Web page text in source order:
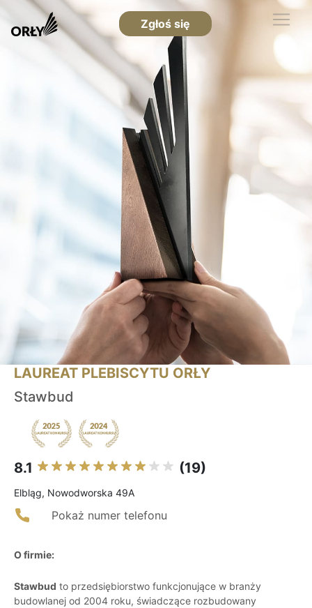
Zgłoś się
LAUREAT PLEBISCYTU ORŁY
Stawbud
8.1 (19)
Elbląg, Nowodworska 49A
Pokaż numer telefonu
O firmie:
Stawbud to przedsiębiorstwo funkcjonujące w branży
budowlanej od 2004 roku, świadczące rozbudowany